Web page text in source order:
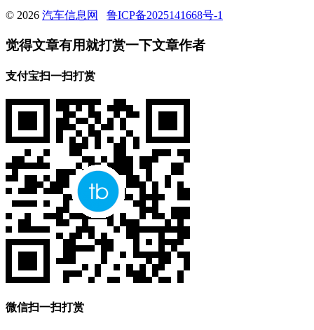
© 2026 汽车信息网 鲁ICP备2025141668号-1
觉得文章有用就打赏一下文章作者
支付宝扫一扫打赏
微信扫一扫打赏